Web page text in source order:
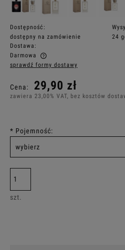
Dostępność:
dostępny na zamówienie
24
Dostawa:
Darmowa
Cena nie zawiera ewentualnych
sprawdź formy dostawy
Cena: 29,90 zł
zawiera 23,00% VAT, bez kosztów
* Pojemność:
szt.